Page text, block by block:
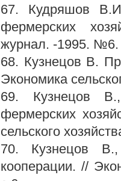
67. Кудряшов
фермерских
журнал. -1995. №6.
68. Кузнецов В.
Экономика
69. Кузнецов
фермерских
сельского
70. Кузнецов В.,
кооперации. //